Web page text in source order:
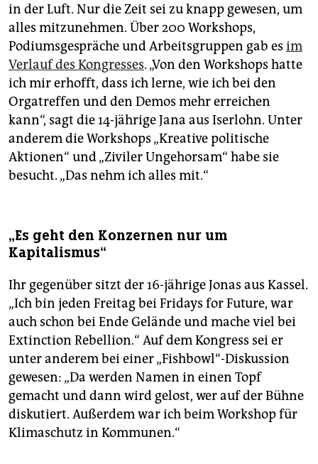
in der Luft. Nur die Zeit sei zu knapp gewesen, um
alles mitzunehmen. Über 200 Workshops,
Podiumsgespräche und Arbeitsgruppen gab es im
Verlauf des Kongresses. „Von den Workshops hatte
ich mir erhofft, dass ich lerne, wie ich bei den
Orgatreffen und den Demos mehr erreichen
kann“, sagt die ­14-jährige Jana aus Iserlohn. Unter
anderem die Workshops „Kreative politische
Aktionen“ und „Ziviler Ungehorsam“ habe sie
besucht. „Das nehm ich alles mit.“
„Es geht den Konzernen nur um
Kapitalismus“
Ihr gegenüber sitzt der 16-jährige Jonas aus Kassel.
„Ich bin jeden Freitag bei Fridays for Future, war
auch schon bei Ende Gelände und mache viel bei
Extinction Rebellion.“ Auf dem Kongress sei er
unter anderem bei einer „Fishbowl“-Diskussion
gewesen: „Da werden Namen in einen Topf
gemacht und dann wird gelost, wer auf der Bühne
diskutiert. Außerdem war ich beim Workshop für
Klimaschutz in Kommunen.“